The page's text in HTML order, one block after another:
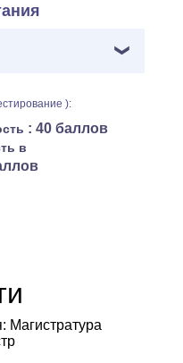
):
: 40 баллов
в
Магистратура